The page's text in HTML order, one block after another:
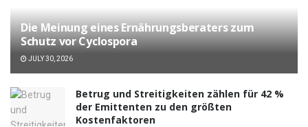
Die Meinung eines Ernährungsberaters zum
Schutz vor Cyclospora
JULY 30, 2026
Betrug und Streitigkeiten zählen für 42 %
der Emittenten zu den größten
Kostenfaktoren